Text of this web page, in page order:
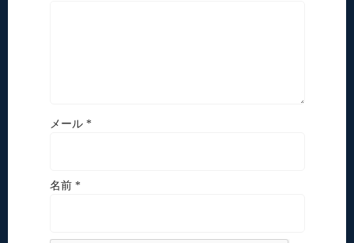
メール *
名前 *